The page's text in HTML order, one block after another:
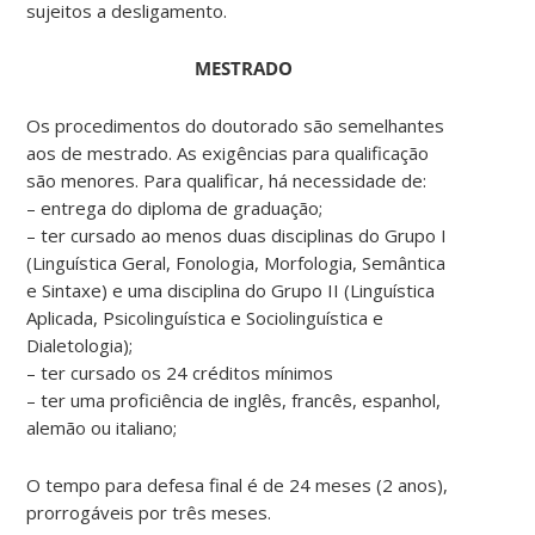
sujeitos a desligamento.
MESTRADO
Os procedimentos do doutorado são semelhantes
aos de mestrado. As exigências para qualificação
são menores. Para qualificar, há necessidade de:
– entrega do diploma de graduação;
– ter cursado ao menos duas disciplinas do Grupo I
(Linguística Geral, Fonologia, Morfologia, Semântica
e Sintaxe) e uma disciplina do Grupo II (Linguística
Aplicada, Psicolinguística e Sociolinguística e
Dialetologia);
– ter cursado os 24 créditos mínimos
– ter uma proficiência de inglês, francês, espanhol,
alemão ou italiano;
O tempo para defesa final é de 24 meses (2 anos),
prorrogáveis por três meses.